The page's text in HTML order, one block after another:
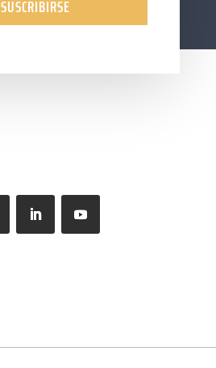
SUSCRIBIRSE